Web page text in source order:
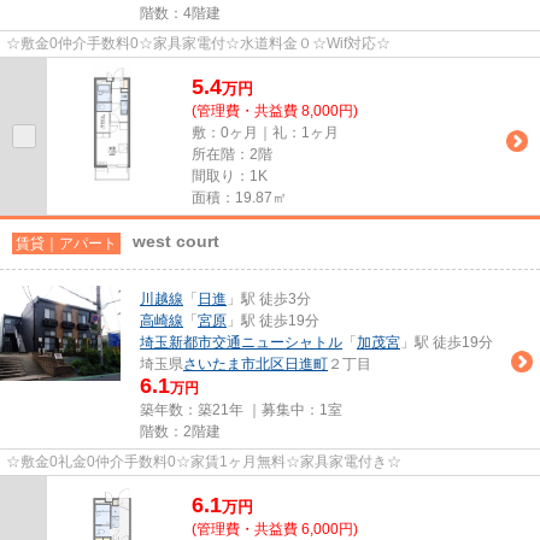
階数：4階建
☆敷金0仲介手数料0☆家具家電付☆水道料金０☆Wif対応☆
5.4万円
(管理費・共益費 8,000円)
敷：0ヶ月｜礼：1ヶ月
所在階：2階
間取り：1K
面積：19.87㎡
賃貸｜アパート west court
川越線 「 日進 」駅 徒歩3分
高崎線 「 宮原 」駅 徒歩19分
埼玉新都市交通ニューシャトル 「 加茂宮 」駅 徒歩19分
埼玉県さいたま市北区 日進町 ２丁目
6.1万円
築年数：築21年 ｜募集中： 1室
階数：2階建
☆敷金0礼金0仲介手数料0☆家賃1ヶ月無料☆家具家電付き☆
6.1万円
(管理費・共益費 6,000円)